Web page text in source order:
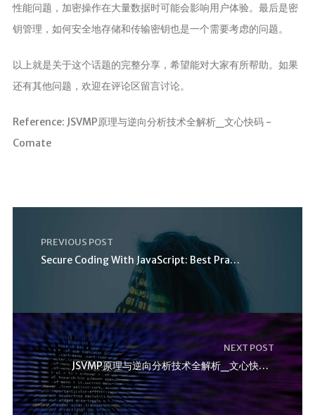
性能问题，加密操作在大量数据时可能会影响用户体验。最后是密
钥管理，如何安全地存储和传输密钥也是一个需要考虑的问题。
以上就是关于这个话题的完整分享，希望能对大家有所帮助。如果
还有其他问题，欢迎在评论区留言讨论。
Reference: JSVMP原理与逆向分析技术全解析_文心快码 -
Comate
PREVIOUS POST
Secure Coding With JavaScript: Best Practices Guid
NEXT POST
JSVMP原理与逆向分析技术全解析_文心快码 – Comate